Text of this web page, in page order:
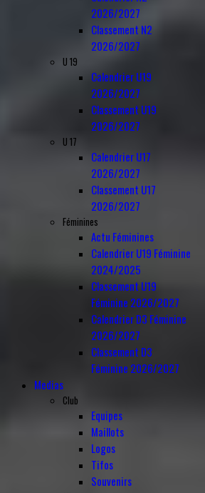
2026/2027
Classement N2
2026/2027
U 19
Calendrier U19
2026/2027
Classement U19
2026/2027
U 17
Calendrier U17
2026/2027
Classement U17
2026/2027
Féminines
Actu Féminines
Calendrier U19 Féminine
2024/2025
Classement U19
Féminine 2026/2027
Calendrier D3 Féminine
2026/2027
Classement D3
Féminine 2026/2027
Medias
Club
Equipes
Maillots
Logos
Tifos
Souvenirs